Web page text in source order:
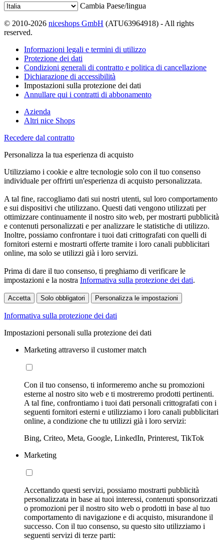
Cambia Paese/lingua
© 2010-2026 niceshops GmbH (ATU63964918) - All rights
reserved.
Informazioni legali e termini di utilizzo
Protezione dei dati
Condizioni generali di contratto e politica di cancellazione
Dichiarazione di accessibilità
Impostazioni sulla protezione dei dati
Annullare qui i contratti di abbonamento
Azienda
Altri nice Shops
Recedere dal contratto
Personalizza la tua esperienza di acquisto
Utilizziamo i cookie e altre tecnologie solo con il tuo consenso
individuale per offrirti un'esperienza di acquisto personalizzata.
A tal fine, raccogliamo dati sui nostri utenti, sul loro comportamento
e sui dispositivi che utilizzano. Questi dati vengono utilizzati per
ottimizzare continuamente il nostro sito web, per mostrarti pubblicità
e contenuti personalizzati e per analizzare le statistiche di utilizzo.
Inoltre, possiamo confrontare i tuoi dati crittografati con quelli di
fornitori esterni e mostrarti offerte tramite i loro canali pubblicitari
online, ma solo se utilizzi già i loro servizi.
Prima di dare il tuo consenso, ti preghiamo di verificare le
impostazioni e la nostra Informativa sulla protezione dei dati.
Accetta Solo obbligatori Personalizza le impostazioni
Informativa sulla protezione dei dati
Impostazioni personali sulla protezione dei dati
Marketing attraverso il customer match
Con il tuo consenso, ti informeremo anche su promozioni
esterne al nostro sito web e ti mostreremo prodotti pertinenti.
A tal fine, confrontiamo i tuoi dati personali crittografati con i
seguenti fornitori esterni e utilizziamo i loro canali pubblicitari
online, a condizione che tu utilizzi già i loro servizi:
Bing, Criteo, Meta, Google, LinkedIn, Printerest, TikTok
Marketing
Accettando questi servizi, possiamo mostrarti pubblicità
personalizzata in base ai tuoi interessi, contenuti sponsorizzati
o promozioni per il nostro sito web o prodotti in base al tuo
comportamento di navigazione e di acquisto, misurandone il
successo. Con il tuo consenso, su questo sito utilizziamo i
seguenti servizi di terze parti: